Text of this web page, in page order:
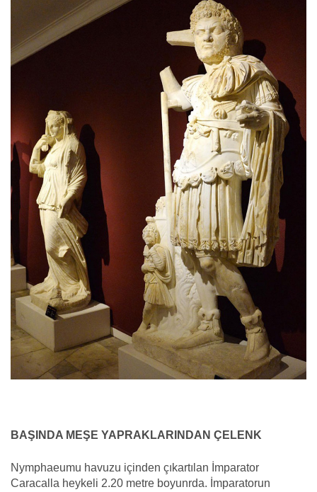
BAŞINDA MEŞE YAPRAKLARINDAN ÇELENK
Nymphaeumu havuzu içinden çıkartılan İmparator
Caracalla heykeli 2.20 metre boyunrda. İmparatorun